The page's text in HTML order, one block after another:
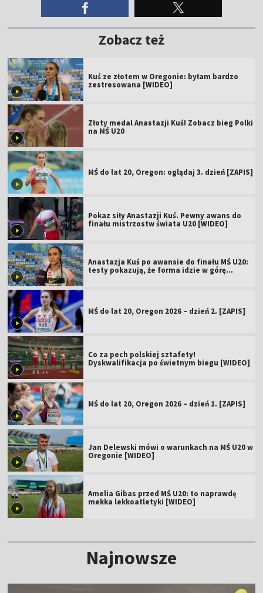
Zobacz też
Kuś ze złotem w Oregonie: byłam bardzo
zestresowana [WIDEO]
Złoty medal Anastazji Kuś! Zobacz bieg Polki
na MŚ U20
MŚ do lat 20, Oregon: oglądaj 3. dzień [ZAPIS]
Pokaz siły Anastazji Kuś. Pewny awans do
finału mistrzostw świata U20 [WIDEO]
Anastazja Kuś po awansie do finału MŚ U20:
testy pokazują, że forma idzie w górę
MŚ do lat 20, Oregon 2026 – dzień 2. [ZAPIS]
Co za pech polskiej sztafety!
Dyskwalifikacja po świetnym biegu [WIDEO]
MŚ do lat 20, Oregon 2026 – dzień 1. [ZAPIS]
Jan Delewski mówi o warunkach na MŚ U20 w
Oregonie [WIDEO]
Amelia Gibas przed MŚ U20: to naprawdę
mekka lekkoatletyki [WIDEO]
Najnowsze